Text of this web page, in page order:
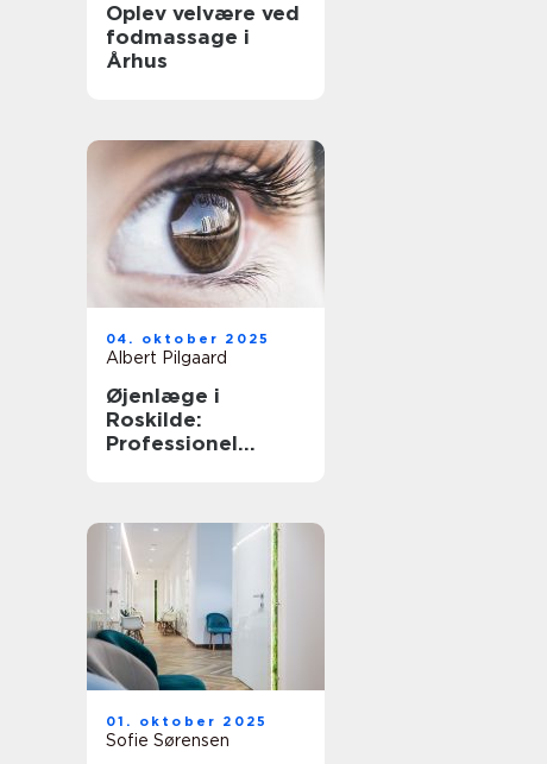
Oplev velvære ved
fodmassage i
Århus
04. oktober 2025
Albert Pilgaard
Øjenlæge i
Roskilde:
Professionel
01. oktober 2025
Sofie Sørensen